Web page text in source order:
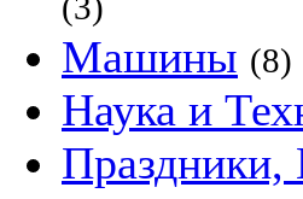
Машины (8)
Наука и
Праздники,